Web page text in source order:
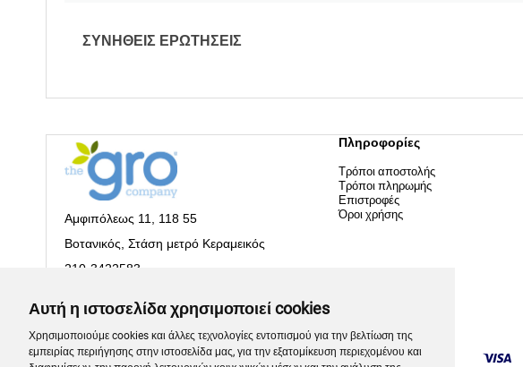
Αυτή η ιστοσελίδα χρησιμοποιεί cookies
Χρησιμοποιούμε cookies και άλλες τεχνολογίες εντοπισμού για την βελτίωση της
εμπειρίας περιήγησης στην ιστοσελίδα μας, για την εξατομίκευση περιεχομένου και
ΣΥΝΗΘΕΙΣ ΕΡΩΤΗΣΕΙΣ
Αμφιπόλεως 11, 118 55
Βοτανικός, Στάση μετρό Κεραμεικός
210-3422583
ΓΕΜΗ: 144043901000
Πληροφορίες
Τρόποι αποστολής
Τρόποι πληρωμής
Επιστροφές
Όροι χρήσης